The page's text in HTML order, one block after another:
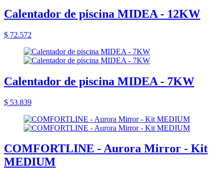
Calentador de piscina MIDEA - 12KW
$ 72.572
Calentador de piscina MIDEA - 7KW
$ 53.839
COMFORTLINE - Aurora Mirror - Kit
MEDIUM